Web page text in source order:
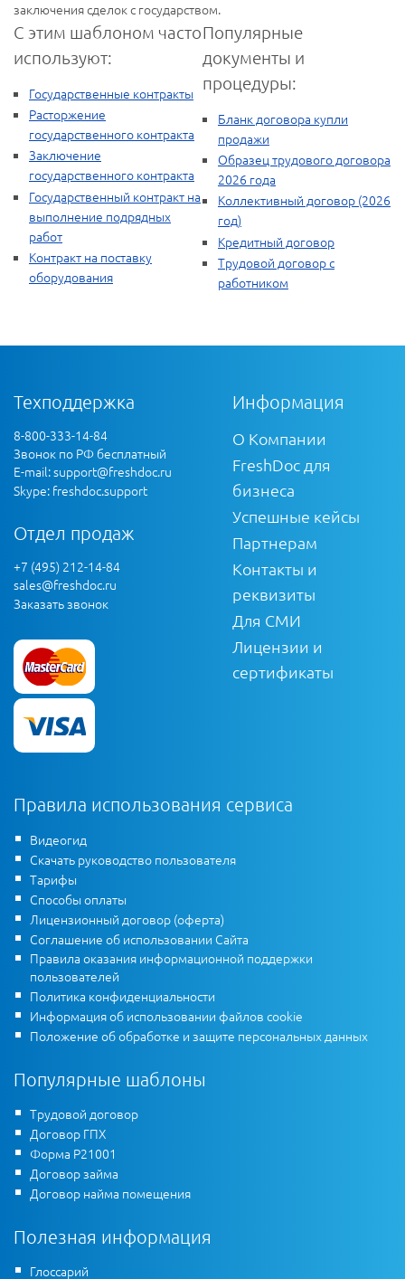
заключения сделок с государством.
С этим шаблоном часто
используют:
Государственные контракты
Расторжение
государственного контракта
Заключение
государственного контракта
Государственный контракт на
выполнение подрядных
работ
Контракт на поставку
оборудования
Популярные
документы и
процедуры:
Бланк договора купли
продажи
Образец трудового договора
2026 года
Коллективный договор (2026
год)
Кредитный договор
Трудовой договор с
работником
Техподдержка
8-800-333-14-84
Звонок по РФ бесплатный
E-mail:support@freshdoc.ru
Skype: freshdoc.support
Отдел продаж
+7 (495) 212-14-84
sales@freshdoc.ru
Заказать звонок
Информация
О Компании
FreshDoc для
бизнеса
Успешные кейсы
Партнерам
Контакты и
реквизиты
Для СМИ
Лицензии и
сертификаты
Правила использования сервиса
Видеогид
Скачать руководство пользователя
Тарифы
Способы оплаты
Лицензионный договор (оферта)
Соглашение об использовании Сайта
Правила оказания информационной поддержки
пользователей
Политика конфиденциальности
Информация об использовании файлов cookie
Положение об обработке и защите персональных данных
Популярные шаблоны
Трудовой договор
Договор ГПХ
Форма Р21001
Договор займа
Договор найма помещения
Полезная информация
Глоссарий